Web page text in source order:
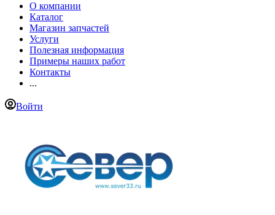
О компании
Каталог
Магазин запчастей
Услуги
Полезная информация
Примеры наших работ
Контакты
...
Войти